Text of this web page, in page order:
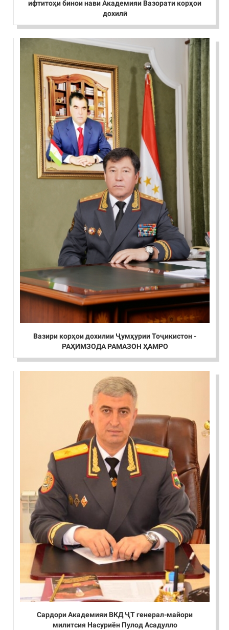
ифтитоҳи бинои нави Академияи Вазорати корҳои
дохилӣ
Вазири корҳои дохилии Ҷумҳурии Тоҷикистон -
РАҲИМЗОДА РАМАЗОН ҲАМРО
Сардори Академияи ВКД ҶТ генерал-майори
милитсия Насуриён Пулод Асадулло